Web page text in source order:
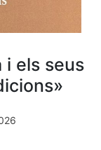
i els seus